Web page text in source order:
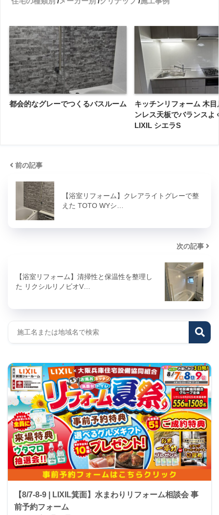
都会的なグレーでつくるバスルーム
キッチンリフォーム 木
ンレス天板でバランスよ
LIXIL シエラS
前の記事
【浴室リフォーム】クレアライトグレーで整
えた TOTO WYシ…
次の記事
【浴室リフォーム】清掃性と保温性を整理し
た リクシルリノビオV…
【8/7-8-9 | LIXIL箕面】水まわりリフォーム相談会 事
前予約フォーム